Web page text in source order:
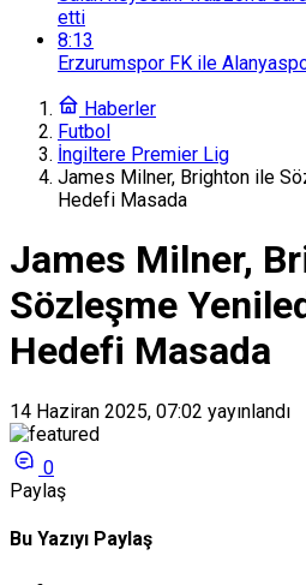
etti
8:13
Erzurumspor FK ile
Haberler
Futbol
İngiltere Premier Lig
James Milner, Brighton ile
Hedefi Masada
James Milner,
Sözleşme
Hedefi Masada
14 Haziran 2025, 07:02 yayınlandı
0
Paylaş
Bu Yazıyı Paylaş